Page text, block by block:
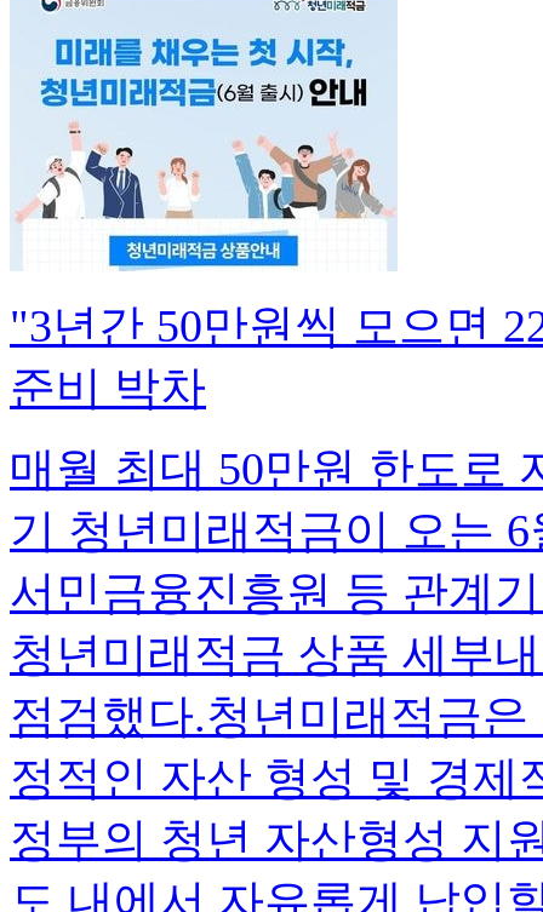
"3년간 50만원씩 모으면
준비 박차
매월 최대 50만원 한도로
기 청년미래적금이 오는
서민금융진흥원 등 관계
청년미래적금 상품 세부
점검했다.청년미래적금
정적인 자산 형성 및 경제
정부의 청년 자산형성 지
도 내에서 자유롭게 납입